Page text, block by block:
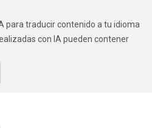
para traducir contenido a tu idioma
con IA pueden contener